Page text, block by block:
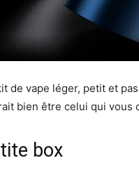
de vape léger, petit et
bien être celui qui vous
box